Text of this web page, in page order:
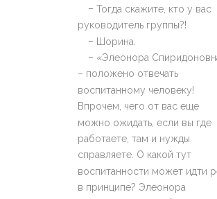
– Тогда скажите, кто у вас
руководитель группы?!
–
Шорина.
– «Элеонора
– положено отвечать
воспитанному человеку!
Впрочем, чего от вас еще
можно ожидать, если вы где
работаете, там и нужды
справляете. О какой тут
воспитанности может идти
в принципе? Элеонора